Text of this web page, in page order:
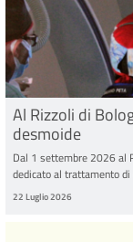
Al Rizzoli di
desmoide
Dal 1 settembre 2026 al
dedicato al trattamento
22 Luglio 2026